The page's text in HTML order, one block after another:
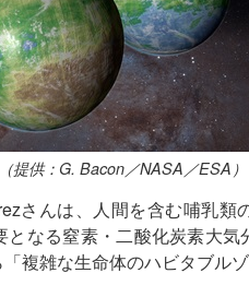
供：G. Bacon／NASA／ESA）
さんは、人間を含む哺乳類
となる窒素・二酸化炭素大
複雑な生命体のハビタブル